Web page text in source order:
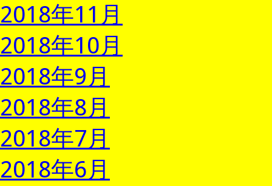
2018年11月
2018年10月
2018年9月
2018年8月
2018年7月
2018年6月